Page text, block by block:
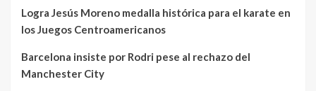
Logra Jesús Moreno medalla histórica para el karate en
los Juegos Centroamericanos
Barcelona insiste por Rodri pese al rechazo del
Manchester City